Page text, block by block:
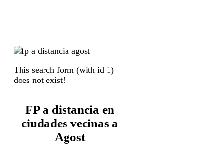
This search form (with id 1)
does not exist!
FP a distancia en
ciudades vecinas a
Agost